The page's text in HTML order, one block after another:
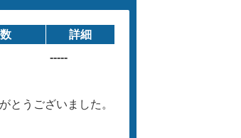
詳細
-----
とうございました。